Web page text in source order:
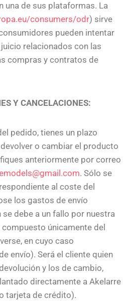
una de sus plataformas. La
consumers/odr) sirve
pueden intentar
juicio relacionados con las
compras y contratos de
Y CANCELACIONES:
pedido, tienes un plazo
o cambiar el producto
anteriormente por correo
. Sólo se
al coste del
los gastos de envío
debe a un fallo por nuestra
únicamente del
en cuyo caso
envío). Será el cliente quien
y los de cambio,
directamente a Akelarre
tarjeta de crédito).